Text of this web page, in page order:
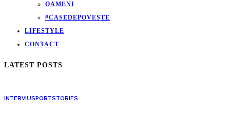
OAMENI
#CASEDEPOVESTE
LIFESTYLE
CONTACT
LATEST POSTS
INTERVIUSPORTSTORIES